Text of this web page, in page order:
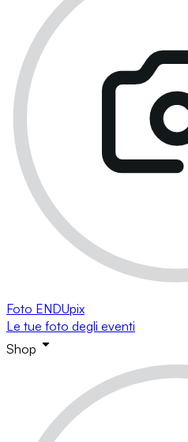
Foto ENDUpix
Le tue foto degli eventi
Shop